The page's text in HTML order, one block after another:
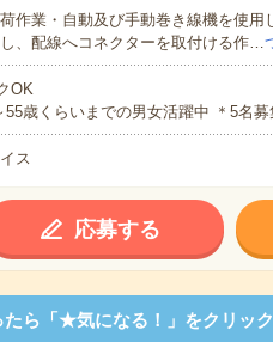
作業・自動及び手動巻き線機を使用
、配線へコネクターを取付ける作…
OK
55歳くらいまでの男女活躍中 ＊5名募
ス
応募する
ら「★気になる！」をクリック